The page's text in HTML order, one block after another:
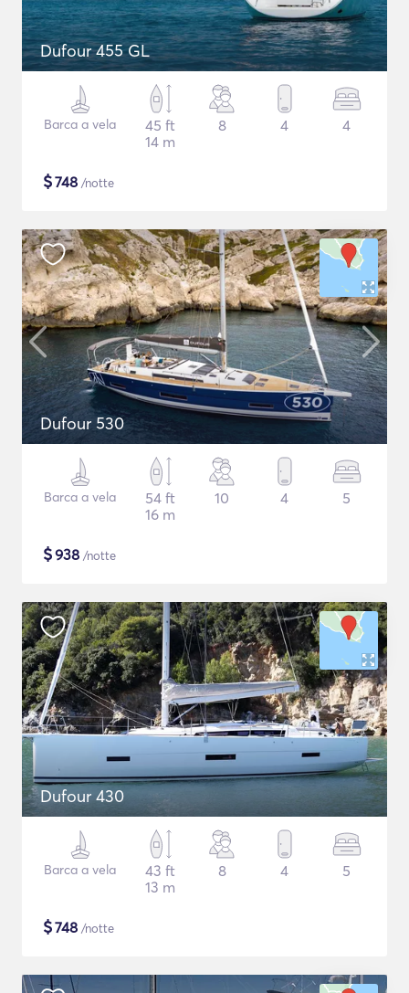
Dufour 455 GL
Barca a vela
45 ft
14 m
8 4 4
$748 /notte
Dufour 530
Barca a vela
54 ft
16 m
10 4 5
$938 /notte
Dufour 430
Barca a vela
43 ft
13 m
8 4 5
$748 /notte